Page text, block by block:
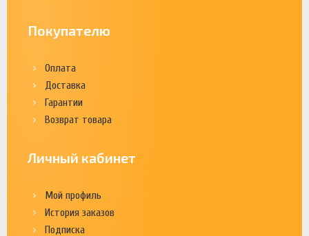
Покупателю
Оплата
Доставка
Гарантии
Возврат товара
Личный кабинет
Мой профиль
История заказов
Подписка